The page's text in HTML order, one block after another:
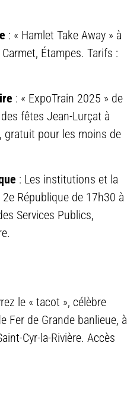
: « Hamlet Take Away » à
Étampes. Tarifs :
: « ExpoTrain 2025 » de
fêtes Jean-Lurçat à
gratuit pour les moins de
: Les institutions et la
République de 17h30 à
Services Publics,
le « tacot », célèbre
Fer de Grande banlieue, à
Cyr-la-Rivière. Accès